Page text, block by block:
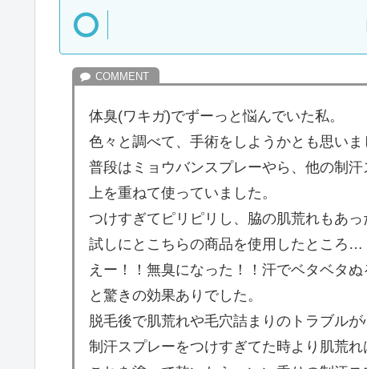
体臭(ワキガ)でずーっと悩んでいた私。
色々と調べて、手術をしようかとも思いま
普段はミョウバンスプレーやら、他の制
上を重ねて使っていました。
つけすぎてピリピリし、脇の肌荒れもあ
試しにとこちらの商品を使用したところ…
えー！！無臭になった！！汗でベタベタ
と驚きの効果ありでした。
脱毛後で肌荒れや毛穴詰まりのトラブル
制汗スプレーをつけすぎてた時より肌荒れ